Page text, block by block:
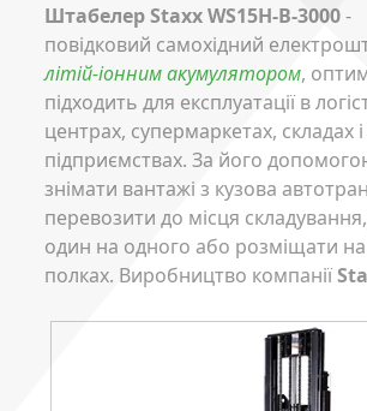
Штабелер Staxx WS15H-B-3000-
повідковий самохідний
літій-іонним акумулятором,
підходить для експлуатації в
центрах, супермаркетах, складах
підприємствах. За його
знімати вантажі з кузова
перевозити до місця
один на одного або розміщати
полках. Виробництво компанії